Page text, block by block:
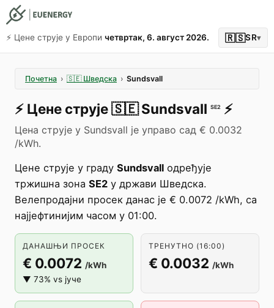
⚡️ Цене струје у Европи четвртак, 6. август 2026. 🇷🇸SR▾
Почетна › 🇸🇪 Шведска › Sundsvall
⚡️ Цене струје🇸🇪 Sundsvall SE2 ⚡️
Цена струје у Sundsvall је управо сад € 0.0032
/kWh.
Цене струје у граду Sundsvall одређује
тржишна зона SE2 у држави Шведска.
Велепродајни просек данас је € 0.0072 /kWh, са
најјефтинијим часом у 01:00.
ДАНАШЊИ ПРОСЕК
€ 0.0072 /kWh
▼ 73% vs јуче
ТРЕНУТНО (16:00)
€ 0.0032 /kWh